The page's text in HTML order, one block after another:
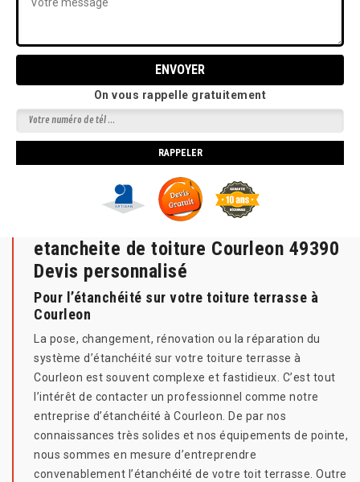
On vous rappelle gratuitement
etancheite de toiture Courleon 49390
Devis personnalisé
Pour l’étanchéité sur votre toiture terrasse à
Courleon
La pose, changement, rénovation ou la réparation du
système d’étanchéité sur votre toiture terrasse à
Courleon est souvent complexe et fastidieux. C’est tout
l’intérêt de contacter un professionnel comme notre
entreprise d’étanchéité à Courleon. De par nos
connaissances très solides et nos équipements de pointe,
nous sommes en mesure d’entreprendre
convenablement l’étanchéité de votre toit terrasse. Outre